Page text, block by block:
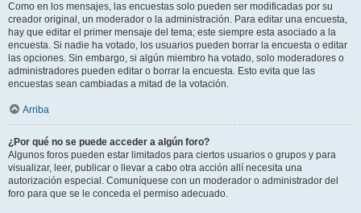
Como en los mensajes, las encuestas solo pueden ser modificadas por su
creador original, un moderador o la administración. Para editar una encuesta,
hay que editar el primer mensaje del tema; este siempre esta asociado a la
encuesta. Si nadie ha votado, los usuarios pueden borrar la encuesta o editar
las opciones. Sin embargo, si algún miembro ha votado, solo moderadores o
administradores pueden editar o borrar la encuesta. Esto evita que las
encuestas sean cambiadas a mitad de la votación.
Arriba
¿Por qué no se puede acceder a algún foro?
Algunos foros pueden estar limitados para ciertos usuarios o grupos y para
visualizar, leer, publicar o llevar a cabo otra acción allí necesita una
autorización especial. Comuníquese con un moderador o administrador del
foro para que se le conceda el permiso adecuado.